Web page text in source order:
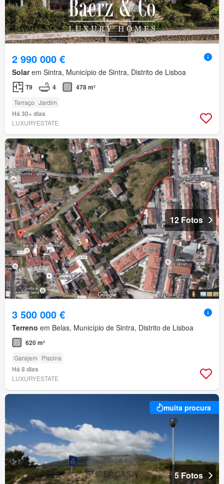
2 990 000 €
Solarem Sintra, Município de Sintra, Distrito de Lisboa
T9 4 478 m²
Terraço Jardim
Há 30+ dias
LUXURYESTATE
12 Fotos
3 500 000 €
Terreno em Belas, Município de Sintra, Distrito de Lisboa
620 m²
Garajem Piscina
Há 8 dias
LUXURYESTATE
muita procura
5 Fotos